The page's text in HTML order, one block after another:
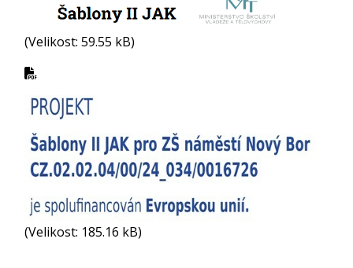
(Velikost: 59.55 kB)
(Velikost: 185.16 kB)